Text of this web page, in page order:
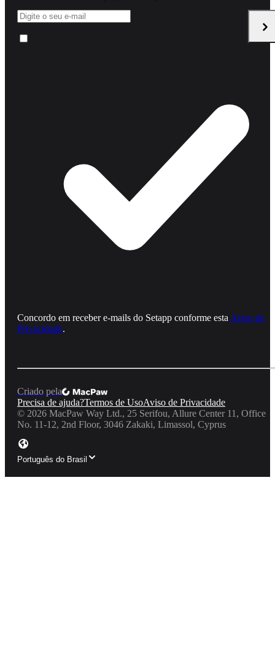
Concordo em receber e‑mails do Setapp conforme esta Aviso de
Privacidade.
Criado pela
Precisa de ajuda?Termos de UsoAviso de Privacidade
© 2026 MacPaw Way Ltd., 25 Serifou, Allure Center 11, Office
No. 11-12, 2nd Floor, 3046 Zakaki, Limassol, Cyprus
Português do Brasil